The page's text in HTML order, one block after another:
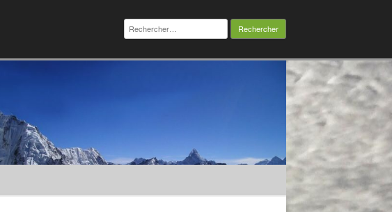
Rechercher :